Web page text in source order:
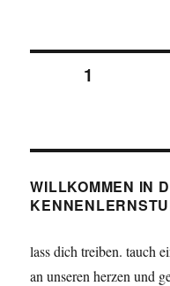
Beiträge
1
WILLKOMMEN IN
lass dich treiben. tauch
an unseren herzen und